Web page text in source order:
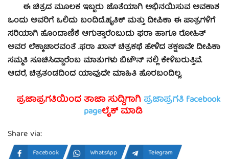
ಈ ಚಿತ್ರದ ಮೂಲಕ ಇಬ್ಬರು ಜೊತೆಯಾಗಿ ಅಭಿನಯಿಸುವ ಅವಕಾಶ
ಒಂದು ಅವರಿಗೆ ಒಲಿದು ಬಂದಿದೆ.ಹೃತಿಕ್ ಮತ್ತು ದೀಪಿಕಾ ಈ ಪಾತ್ರಗಳಿಗೆ
ಸರಿಯಾಗಿ ಹೊಂದಾಣಿಕೆ ಆಗುತ್ತಾರೆಂಬುದು ಫರಾ ಹಾಗೂ ರೋಹಿತ್‌
ಅವರ ಲೆಕ್ಕಾಚಾರವಂತೆ .ಫರಾ ಖಾನ್ ಚಿತ್ರಕಥೆ ಹೇಳಿದ ತಕ್ಷಣವೇ ದೀಪಿಕಾ
ಸಮ್ಮತಿ ಸೂಚಿಸಿದ್ದಾರೆಂಬ ಮಾತುಗಳು ಬಿಟೌನ್ ನಲ್ಲಿ ಕೇಳಿಬರುತ್ತಿವೆ.
ಆದರೆ, ಚಿತ್ರತಂಡದಿಂದ ಯಾವುದೇ ಮಾಹಿತಿ ಹೊರಬಂದಿಲ್ಲ.
ಪ್ರಜಾಪ್ರಗತಿಯಿಂದ ತಾಜಾ ಸುದ್ದಿಗಾಗಿ ಪ್ರಜಾಪ್ರಗತಿ facebook
pageಲೈಕ್ ಮಾಡಿ
Share via:
Facebook WhatsApp
Telegram